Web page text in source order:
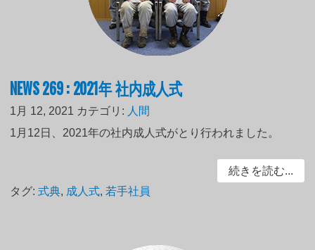
NEWS 269 : 2021年 社内成人式
1月 12, 2021 カテゴリ: 人間
1月12日、2021年の社内成人式がとり行われました。
続きを読む...
タグ:式典, 成人式, 若手社員